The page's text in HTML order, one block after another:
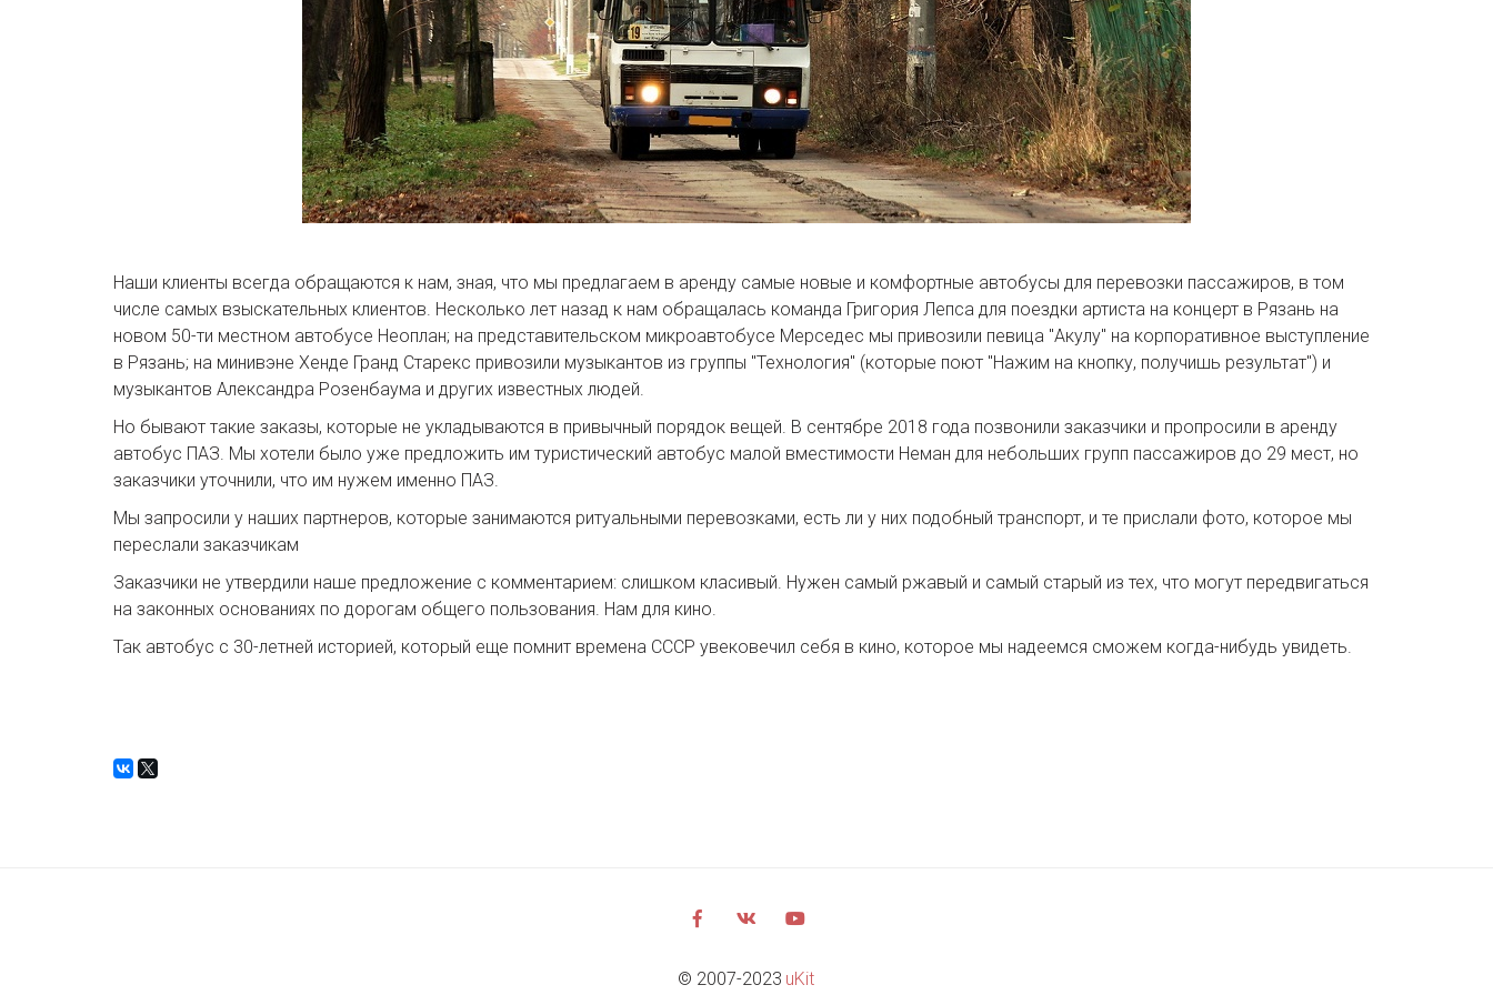
Наши клиенты всегда обращаются к нам, зная, что мы предлагаем в аренду самые новые и комфортные автобусы для перевозки пассажиров, в том
числе самых взыскательных клиентов. Несколько лет назад к нам обращалась команда Григория Лепса для поездки артиста на концерт в Рязань на
новом 50-ти местном автобусе Неоплан; на представительском микроавтобусе Мерседес мы привозили певица "Акулу" на корпоративное выступление
в Рязань; на минивэне Хенде Гранд Старекс привозили музыкантов из группы "Технология" (которые поют "Нажим на кнопку, получишь результат") и
музыкантов Александра Розенбаума и других известных людей.
Но бывают такие заказы, которые не укладываются в привычный порядок вещей. В сентябре 2018 года позвонили заказчики и пропросили в аренду
автобус ПАЗ. Мы хотели было уже предложить им туристический автобус малой вместимости Неман для небольших групп пассажиров до 29 мест, но
заказчики уточнили, что им нужем именно ПАЗ.
Мы запросили у наших партнеров, которые занимаются ритуальными перевозками, есть ли у них подобный транспорт, и те прислали фото, которое мы
переслали заказчикам
Заказчики не утвердили наше предложение с комментарием: слишком класивый. Нужен самый ржавый и самый старый из тех, что могут передвигаться
на законных основаниях по дорогам общего пользования. Нам для кино.
Так автобус с 30-летней историей, который еще помнит времена СССР увековечил себя в кино, которое мы надеемся сможем когда-нибудь увидеть.
© 2007-2023 uKit